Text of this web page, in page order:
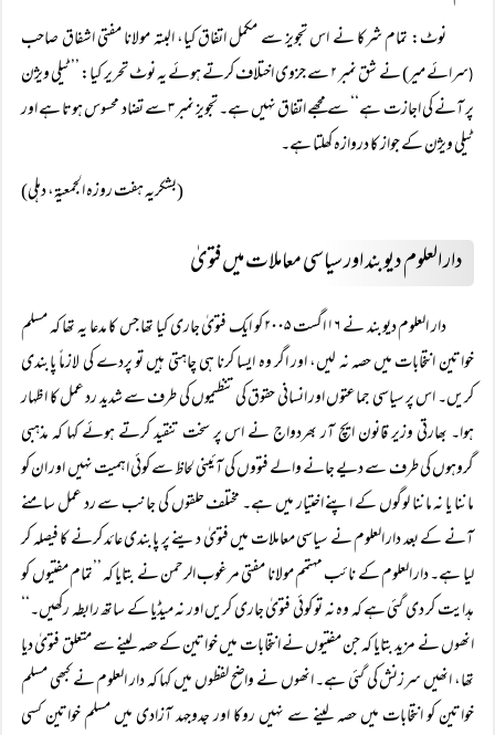
نوٹ: تمام شرکا نے اس تجویز سے مکمل اتفاق کیا، البتہ مولانا مفتی اشفاق صاحب
(
سرائے میر) نے شق نمبر ۲ سے جزوی اختلاف کرتے ہوئے یہ نوٹ تحریر کیا: ’’ٹیلی ویژن
پر آنے کی اجازت ہے‘‘ سے مجھے اتفاق نہیں ہے۔ تجویز نمبر ۳ سے تضاد محسوس ہوتا ہے اور
ٹیلی ویژن کے جواز کا دروازہ کھلتا ہے۔
(بشکریہ ہفت روزہ الجمعیۃ، دہلی)
دار العلوم دیوبند اور سیاسی معاملات میں فتویٰ
دار العلوم دیوبند نے ۱۶ اگست ۲۰۰۵ کو ایک فتویٰ جاری کیا تھا جس کا مدعا یہ تھا کہ مسلم
خواتین انتخابات میں حصہ نہ لیں، اور اگر وہ ایسا کرنا ہی چاہتی ہیں تو پردے کی لازماً پابندی
کریں۔ اس پر سیاسی جماعتوں اور انسانی حقوق کی تنظیموں کی طرف سے شدید رد عمل کا اظہار
ہوا۔ بھارتی وزیر قانون ایچ آر بھردواج نے اس پر سخت تنقید کرتے ہوئے کہا کہ مذہبی
گروہوں کی طرف سے دیے جانے والے فتووں کی آئینی لحاظ سے کوئی اہمیت نہیں اور ان کو
ماننا یا نہ ماننا لوگوں کے اپنے اختیار میں ہے۔ مختلف حلقوں کی جانب سے رد عمل سامنے
آنے کے بعد دار العلوم نے سیاسی معاملات میں فتویٰ دینے پر پابندی عائد کرنے کا فیصلہ کر
لیا ہے۔ دار العلوم کے نائب مہتمم مولانا مفتی مرغوب الرحمن نے بتایا کہ ’’تمام مفتیوں کو
ہدایت کر دی گئی ہے کہ وہ نہ تو کوئی فتویٰ جاری کریں اور نہ میڈیا کے ساتھ رابطہ رکھیں۔‘‘
انھوں نے مزید بتایا کہ جن مفتیوں نے انتخابات میں خواتین کے حصہ لینے سے متعلق فتویٰ دیا
تھا، انھیں سرزنش کی گئی ہے۔ انھوں نے واضح لفظوں میں کہا کہ دار العلوم نے کبھی مسلم
خواتین کو انتخابات میں حصہ لینے سے نہیں روکا اور جدوجہد آزادی میں مسلم خواتین کسی